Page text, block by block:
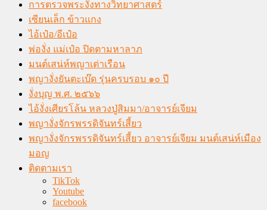
การตรวจพระงั่งทางวิทยาศาสตร์
เซียนเล็ก ข้าวแกง
ไอ้เป๋อ/อีเป๋อ
พ่องั่ง แม่เป๋อ ปิดตามหาลาภ
มนต์เสน่ห์พญาเต่าเรือน
พญางั่งยันตะเบ๊ด รุ่นครบรอบ ๑๐ ปี
งั่งบุญ พ.ศ. ๒๕๖๖
ไอ้งั่งเศียรโล้น หลวงปู่สิมมา/อาจารย์เจียม
พญางั่งจักรพรรดิจันทร์เสี้ยว
พญางั่งจักรพรรดิจันทร์เสี้ยว อาจารย์เจียม มนต์เสน่ห์เมือง
มอญ
ติดตามเรา
TikTok
Youtube
facebook